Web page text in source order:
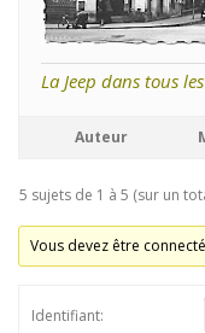
La Jeep dans tous
Auteur
5 sujets de 1 à 5 (sur un
Vous devez être
Identifiant: